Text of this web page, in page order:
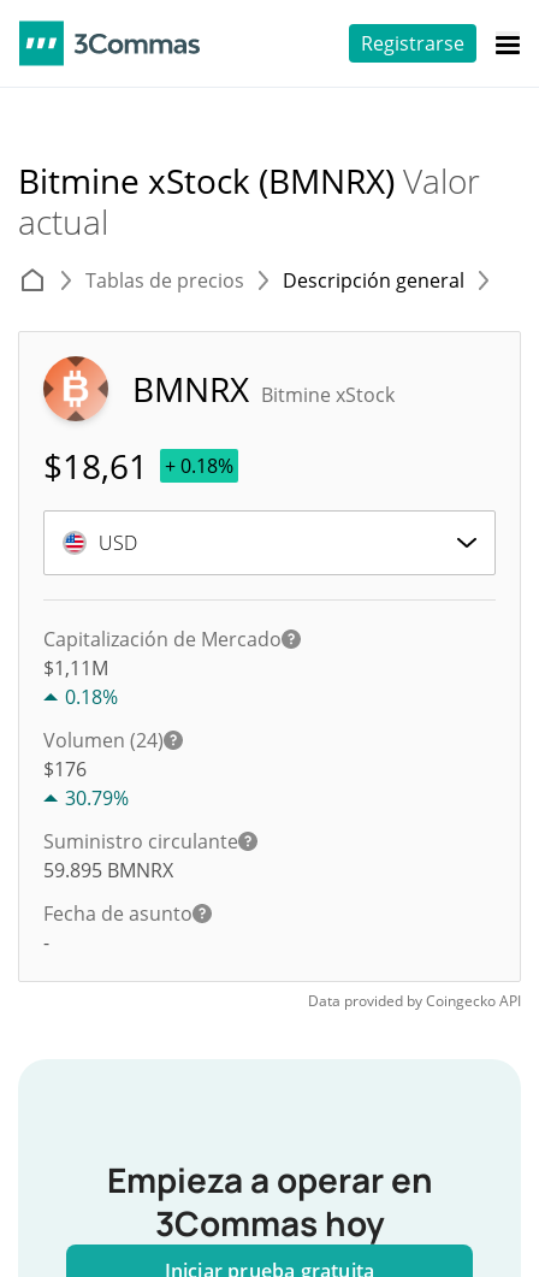
Registrarse
Bitmine xStock (BMNRX)Valor
actual
Tablas de precios Descripción general
BMNRX Bitmine xStock
$18,61 + 0.18%
USD
Capitalización de Mercado
$1,11M
0.18%
Volumen (24)
$176
30.79%
Suministro circulante
59.895 BMNRX
Fecha de asunto
-
Data provided byCoingeckoAPI
Empieza a operar en
3Commas hoy
Iniciar prueba gratuita